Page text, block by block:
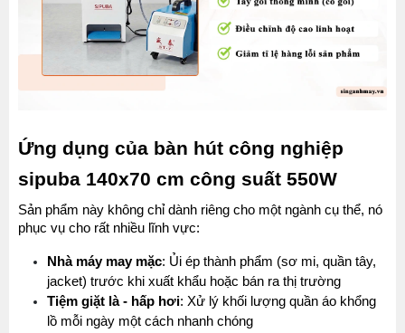
Ứng dụng của bàn hút công nghiệp
sipuba 140x70 cm công suất 550W
Sản phẩm này không chỉ dành riêng cho một ngành cụ thể, nó
phục vụ cho rất nhiều lĩnh vực:
Nhà máy may mặc: Ủi ép thành phẩm (sơ mi, quần tây,
jacket) trước khi xuất khẩu hoặc bán ra thị trường
Tiệm giặt là - hấp hơi: Xử lý khối lượng quần áo khổng
lồ mỗi ngày một cách nhanh chóng